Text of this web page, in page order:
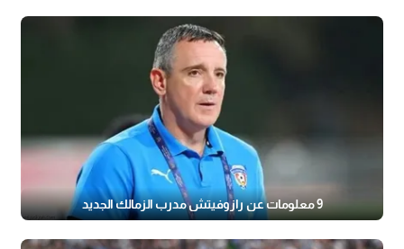
9 معلومات عن رازوفيتش مدرب الزمالك الجديد